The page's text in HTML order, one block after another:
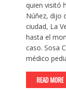
quien visitó
Núñez, dijo
ciudad, La
hasta el
caso. Sosa
médico
READ MORE